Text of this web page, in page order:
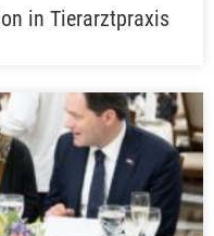
in Tierarztpraxis